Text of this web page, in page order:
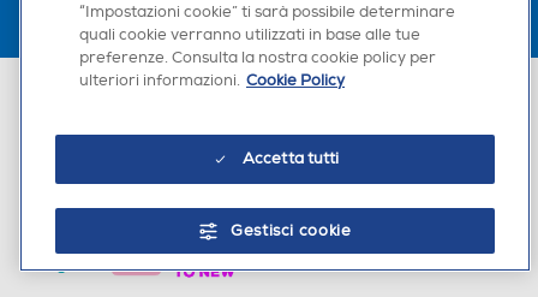
Euronics Italia SpA. Sede legale Via Montefeltro, 6/a 20156 Milano
“Impostazioni cookie” ti sarà possibile determinare
quali cookie verranno utilizzati in base alle tue
preferenze. Consulta la nostra cookie policy per
ulteriori informazioni. Cookie Policy
Accetta tutti
Gestisci cookie